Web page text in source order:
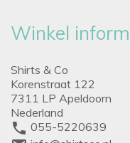
Winkel
Shirts & Co
Korenstraat 122
7311 LP Apeldoorn
Nederland
phone 055-5220639